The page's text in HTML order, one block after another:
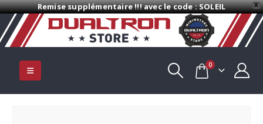
X
Remise supplémentaire !!! avec le code : SOLEIL
0